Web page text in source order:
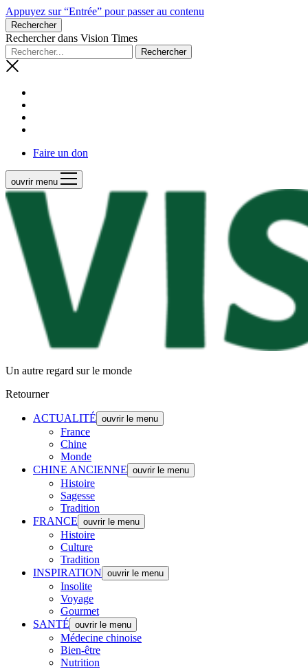
Appuyez sur “Entrée” pour passer au contenu
Rechercher
Rechercher dans Vision Times
Faire un don
ouvrir menu
Un autre regard sur le monde
Retourner
ACTUALITÉ ouvrir le menu
France
Chine
Monde
CHINE ANCIENNE ouvrir le menu
Histoire
Sagesse
Tradition
FRANCE ouvrir le menu
Histoire
Culture
Tradition
INSPIRATION ouvrir le menu
Insolite
Voyage
Gourmet
SANTÉ ouvrir le menu
Médecine chinoise
Bien-être
Nutrition